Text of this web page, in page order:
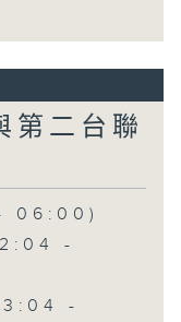
第二台聯
06:00)
-
-